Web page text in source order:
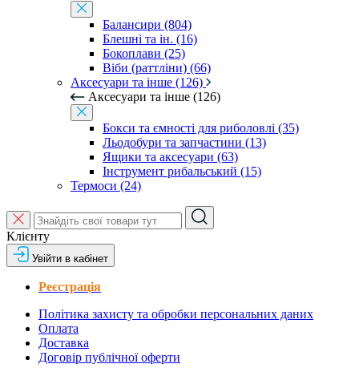
Балансири (804)
Блешні та ін. (16)
Бокоплави (25)
Віби (раттліни) (66)
Аксесуари та інше (126)
Аксесуари та інше (126)
Бокси та ємності для риболовлі (35)
Льодобури та запчастини (13)
Ящики та аксесуари (63)
Інструмент рибальський (15)
Термоси (24)
Клієнту
Увійти в кабінет
Реєстрація
Політика захисту та обробки персональних даних
Оплата
Доставка
Договір публічної оферти